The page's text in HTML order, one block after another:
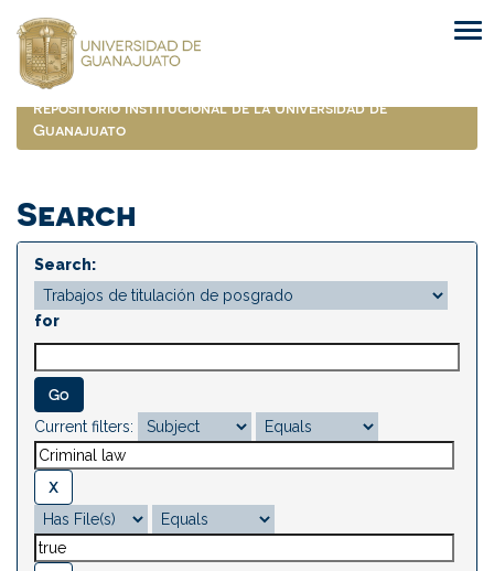
navigation
Repositorio Institucional de la Universidad de
Guanajuato
Search
Search:
for
Current filters: